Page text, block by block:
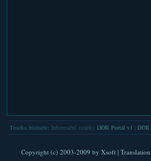
Trocha historie: Informační stránky DDR Portál v1 DDR
Copyright (c) 2003-2009 by Xsoft| Translation: